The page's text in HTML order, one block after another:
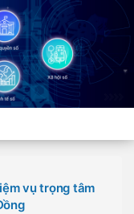
vụ trọng tâm